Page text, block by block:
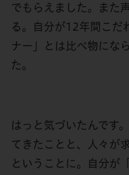
でもらえました。また
る。自分が12年間こだ
ナー」とは比べ物にな
た。
はっと気づいたんです
てきたことと、人々が
ということに。自分が